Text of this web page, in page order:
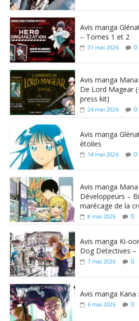
Avis manga
– Tomes 1 et 2
31 mai 2026 0
Avis manga
De Lord Magear
press kit)
24 mai 2026 0
Avis manga
étoiles
14 mai 2026 0
Avis manga
Développeurs –
marécage de la
8 mai 2026 0
Avis manga Ki-
Dog Detectives
7 mai 2026 0
Avis manga Kana
6 mai 2026 0